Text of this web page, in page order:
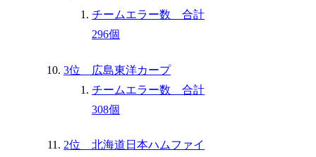
チームエラー数 合計
296個
3位 広島東洋カープ
チームエラー数 合計
308個
2位 北海道日本ハムファイ